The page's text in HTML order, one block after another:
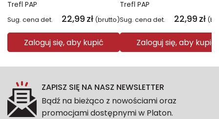
Trefl PAP
Sug. cena det. 22,99 zł (brutto)
Zaloguj się, aby kupić
Trefl PAP
Sug. cena det. 22,99 zł
Zaloguj się, aby kupić
ZAPISZ SIĘ NA NASZ NEWSLETTER
Bądź na bieżąco z nowościami oraz
promocjami dostępnymi w Platon.